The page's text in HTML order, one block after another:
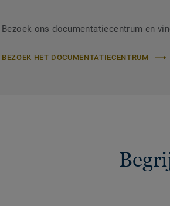
Bezoek ons documentatiecentrum en
BEZOEK HET DOCUMENTATIECENTRUM